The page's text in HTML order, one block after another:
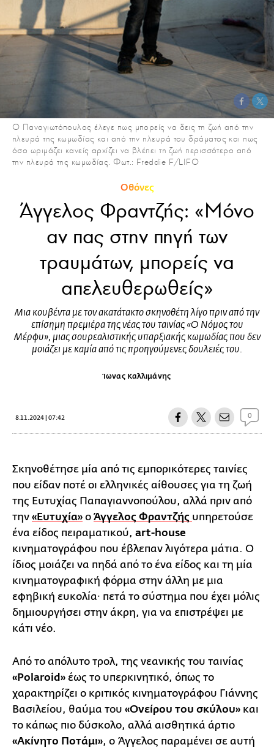
Ο Παναγιωτόπουλος έλεγε πως μπορείς να δεις τη ζωή από την
πλευρά της κωμωδίας και από την πλευρά του δράματος και πως
όσο ωριμάζει κανείς αρχίζει να βλέπει τη ζωή περισσότερο από
την πλευρά της κωμωδίας. Φωτ.: Freddie F/LIFO
Οθόνες
Άγγελος Φραντζής: «Mόνο
αν πας στην πηγή των
τραυμάτων, μπορείς να
απελευθερωθείς»
Μια κουβέντα με τον ακατάτακτο σκηνοθέτη λίγο πριν από την
επίσημη πρεμιέρα της νέας του ταινίας «Ο Νόμος του
Μέρφυ», μιας σουρεαλιστικής υπαρξιακής κωμωδίας που δεν
μοιάζει με καμία από τις προηγούμενες δουλειές του.
Ίωνας Καλλιμάνης
8.11.2024 | 07:42 0
Σκηνοθέτησε μία από τις εμπορικότερες ταινίες
που είδαν ποτέ οι ελληνικές αίθουσες για τη ζωή
της Ευτυχίας Παπαγιαννοπούλου, αλλά πριν από
την «Ευτυχία» ο Άγγελος Φραντζής υπηρετούσε
ένα είδος πειραματικού, art-house
κινηματογράφου που έβλεπαν λιγότερα μάτια. Ο
ίδιος μοιάζει να πηδά από το ένα είδος και τη μία
κινηματογραφική φόρμα στην άλλη με μια
εφηβική ευκολία∙ πετά το σύστημα που έχει μόλις
δημιουργήσει στην άκρη, για να επιστρέψει με
κάτι νέο.
Από το απόλυτο τρολ, της νεανικής του ταινίας
«Polaroid» έως το υπερκινητικό, όπως το
χαρακτηρίζει ο κριτικός κινηματογράφου Γιάννης
Βασιλείου, θαύμα του «Ονείρου του σκύλου» και
το κάπως πιο δύσκολο, αλλά αισθητικά άρτιο
«Ακίνητο Ποτάμι», ο Άγγελος παραμένει σε αυτή